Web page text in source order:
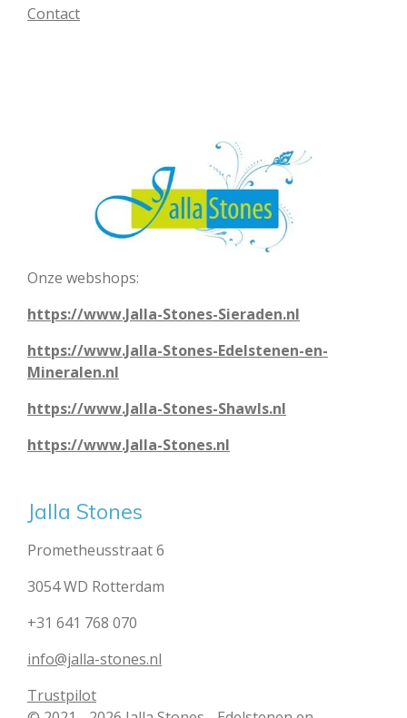
Contact
Onze webshops:
https://www.Jalla-Stones-Sieraden.nl
https://www.Jalla-Stones-Edelstenen-en-
Mineralen.nl
https://www.Jalla-Stones-Shawls.nl
https://www.Jalla-Stones.nl
Jalla Stones
Prometheusstraat 6
3054 WD Rotterdam
+31 641 768 070
info@jalla-stones.nl
Trustpilot